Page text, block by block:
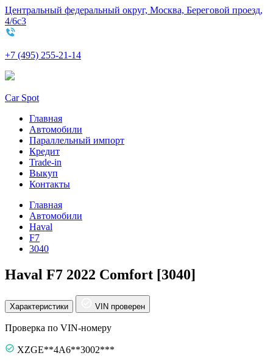
Центральный федеральный округ, Москва, Береговой проезд,
4/6с3
+7 (495) 255-21-14
Car Spot
Главная
Автомобили
Параллельный импорт
Кредит
Trade-in
Выкуп
Контакты
Главная
Автомобили
Haval
F7
3040
Haval F7 2022 Comfort [3040]
Характеристики VIN проверен
Проверка по VIN-номеру
XZGE**4A6**3002***